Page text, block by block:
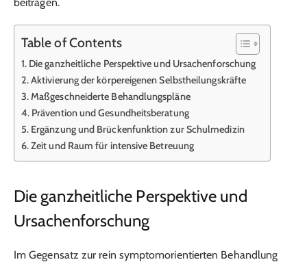
Table of Contents
Die ganzheitliche Perspektive und Ursachenforschung
Aktivierung der körpereigenen Selbstheilungskräfte
Maßgeschneiderte Behandlungspläne
Prävention und Gesundheitsberatung
Ergänzung und Brückenfunktion zur Schulmedizin
Zeit und Raum für intensive Betreuung
Die ganzheitliche Perspektive und
Ursachenforschung
Im Gegensatz zur rein symptomorientierten Behandlung